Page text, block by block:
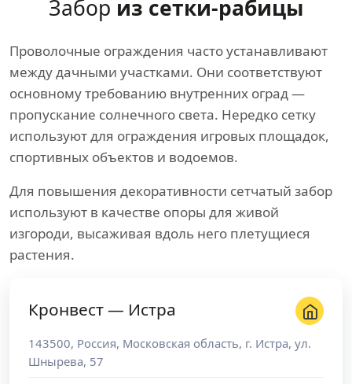
Забор из сетки-рабицы
Проволочные ограждения часто устанавливают
между дачными участками. Они соответствуют
основному требованию внутренних оград —
пропускание солнечного света. Нередко сетку
используют для ограждения игровых площадок,
спортивных объектов и водоемов.
Для повышения декоративности сетчатый забор
используют в качестве опоры для живой
изгороди, высаживая вдоль него плетущиеся
растения.
Кронвест — Истра
143500, Россия, Московская область, г. Истра, ул.
Шнырева, 57